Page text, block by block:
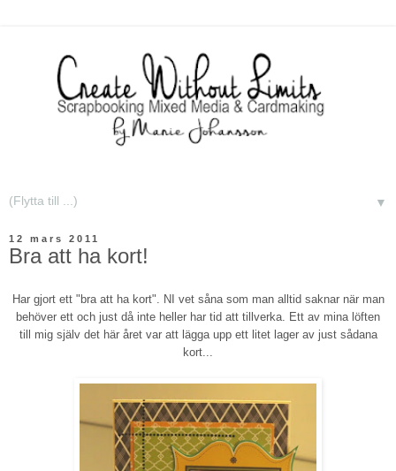
▼
12 mars 2011
Bra att ha kort!
Har gjort ett "bra att ha kort". NI vet såna som man alltid saknar när man
behöver ett och just då inte heller har tid att tillverka. Ett av mina löften
till mig själv det här året var att lägga upp ett litet lager av just sådana
kort...